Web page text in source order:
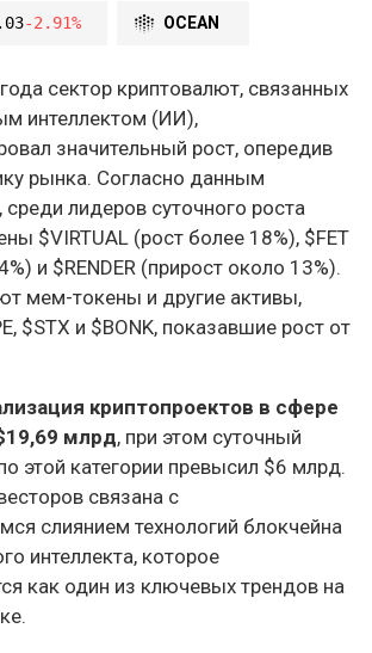
-2.91% OCEAN
сектор криптовалют, связанных
интеллектом (ИИ),
значительный рост, опередив
рынка. Согласно данным
среди лидеров суточного роста
$VIRTUAL (рост более 18%), $FET
и $RENDER (прирост около 13%).
мем-токены и другие активы,
$STX и $BONK, показавшие рост от
криптопроектов в сфере
млрд, при этом суточный
этой категории превысил $6 млрд.
связана с
слиянием технологий блокчейна
интеллекта, которое
как один из ключевых трендов на